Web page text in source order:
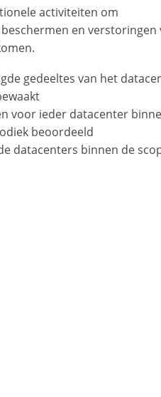
activiteiten om
en verstoringen
gedeeltes van het
voor ieder datacenter
beoordeeld
datacenters binnen de